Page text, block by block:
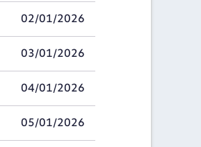
02/01/2026
03/01/2026
04/01/2026
05/01/2026